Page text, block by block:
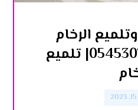
الرخام
الفجيرة |0545307678| تلميع